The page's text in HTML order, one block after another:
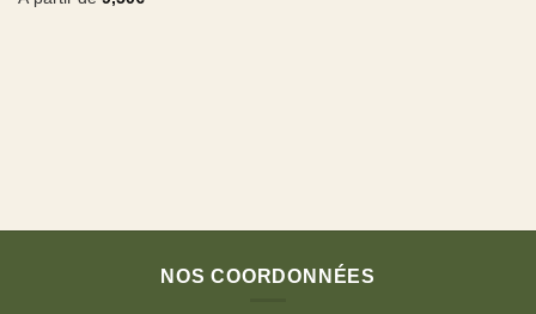
NOS COORDONNÉES